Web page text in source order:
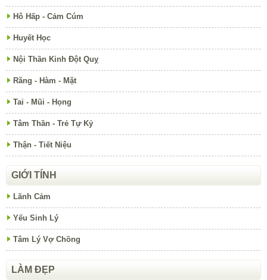
Hô Hấp - Cảm Cúm
Huyết Học
Nội Thần Kinh Đột Quỵ
Răng - Hàm - Mặt
Tai - Mũi - Họng
Tâm Thần - Trẻ Tự Kỷ
Thận - Tiết Niệu
GIỚI TÍNH
Lãnh Cảm
Yếu Sinh Lý
Tâm Lý Vợ Chồng
LÀM ĐẸP